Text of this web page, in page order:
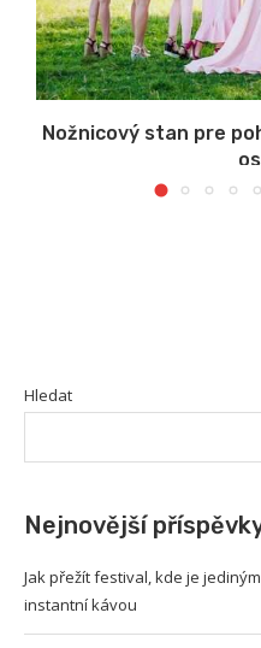
Nožnicový stan pre
Hledat
Nejnovější
Jak přežít festival, kde je
instantní kávou